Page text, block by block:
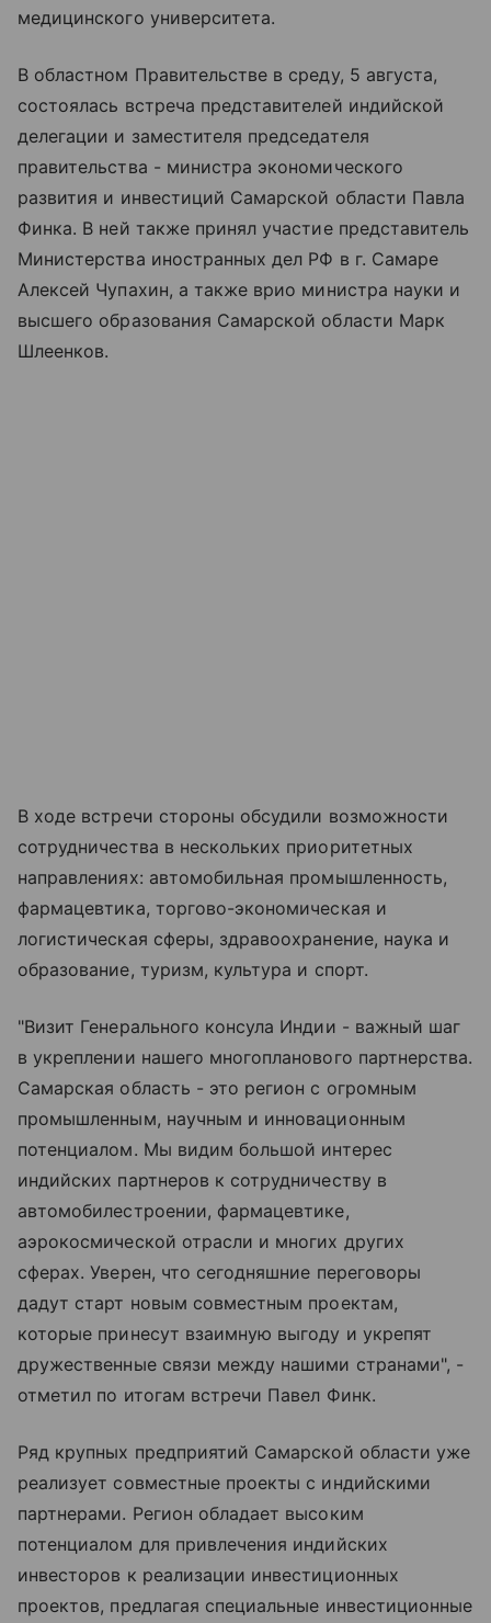
медицинского университета.
В областном Правительстве в среду, 5 августа,
состоялась встреча представителей индийской
делегации и заместителя председателя
правительства - министра экономического
развития и инвестиций Самарской области Павла
Финка. В ней также принял участие представитель
Министерства иностранных дел РФ в г. Самаре
Алексей Чупахин, а также врио министра науки и
высшего образования Самарской области Марк
Шлеенков.
В ходе встречи стороны обсудили возможности
сотрудничества в нескольких приоритетных
направлениях: автомобильная промышленность,
фармацевтика, торгово-экономическая и
логистическая сферы, здравоохранение, наука и
образование, туризм, культура и спорт.
"Визит Генерального консула Индии - важный шаг
в укреплении нашего многопланового партнерства.
Самарская область - это регион с огромным
промышленным, научным и инновационным
потенциалом. Мы видим большой интерес
индийских партнеров к сотрудничеству в
автомобилестроении, фармацевтике,
аэрокосмической отрасли и многих других
сферах. Уверен, что сегодняшние переговоры
дадут старт новым совместным проектам,
которые принесут взаимную выгоду и укрепят
дружественные связи между нашими странами", -
отметил по итогам встречи Павел Финк.
Ряд крупных предприятий Самарской области уже
реализует совместные проекты с индийскими
партнерами. Регион обладает высоким
потенциалом для привлечения индийских
инвесторов к реализации инвестиционных
проектов, предлагая специальные инвестиционные